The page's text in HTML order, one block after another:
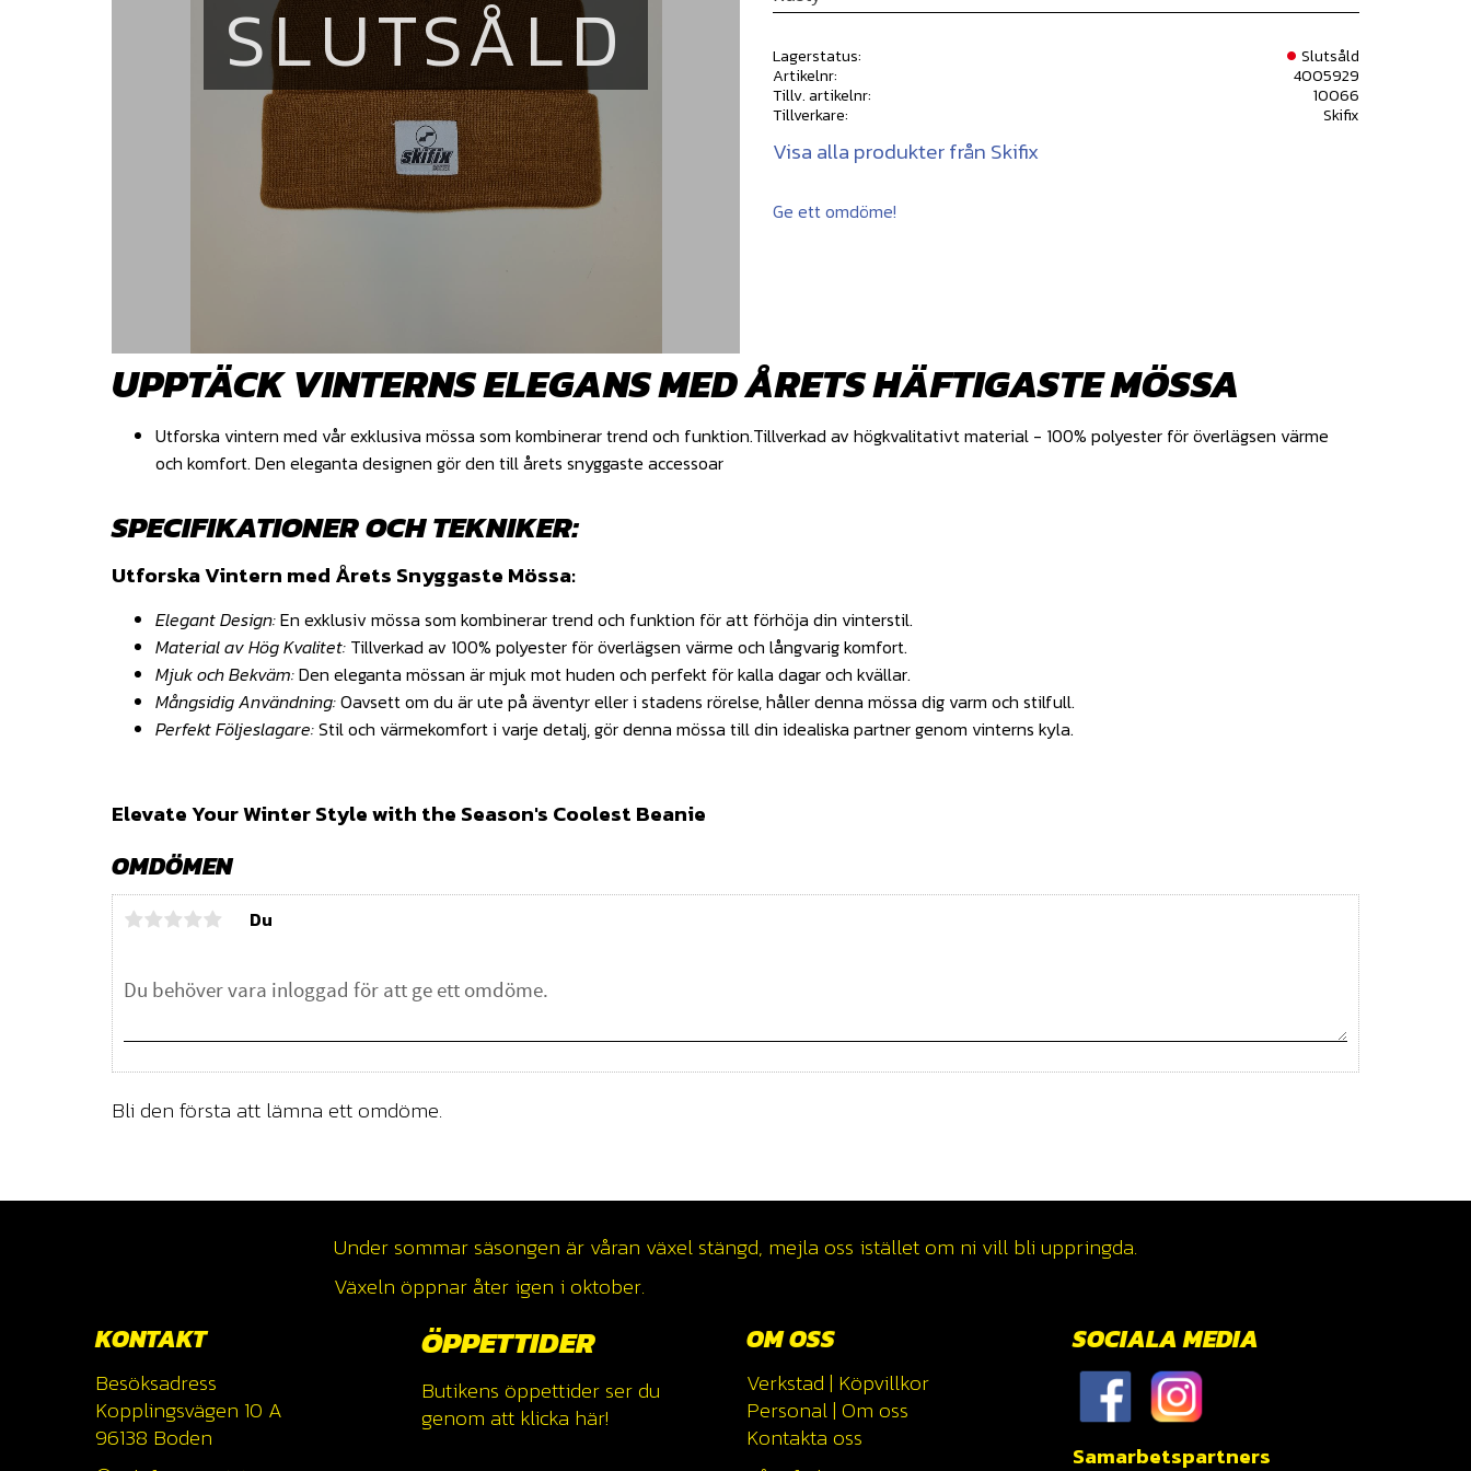
SLUTSÅLD Lagerstatus
Slutsåld
Artikelnr
4005929
Tillv. artikelnr
10066
Tillverkare
Skifix
Visa alla produkter från Skifix
Ge ett omdöme!
UPPTÄCK VINTERNS ELEGANS MED ÅRETS HÄFTIGASTE MÖSSA
Utforska vintern med vår exklusiva mössa som kombinerar trend och funktion.Tillverkad av högkvalitativt material - 100% polyester för överlägsen värme
och komfort. Den eleganta designen gör den till årets snyggaste accessoar
SPECIFIKATIONER OCH TEKNIKER:
Utforska Vintern med Årets Snyggaste Mössa:
Elegant Design:En exklusiv mössa som kombinerar trend och funktion för att förhöja din vinterstil.
Material av Hög Kvalitet: Tillverkad av 100% polyester för överlägsen värme och långvarig komfort.
Mjuk och Bekväm:Den eleganta mössan är mjuk mot huden och perfekt för kalla dagar och kvällar.
Mångsidig Användning:Oavsett om du är ute på äventyr eller i stadens rörelse, håller denna mössa dig varm och stilfull.
Perfekt Följeslagare:Stil och värmekomfort i varje detalj, gör denna mössa till din idealiska partner genom vinterns kyla.
Elevate Your Winter Style with the Season's Coolest Beanie
OMDÖMEN
Du
Bli den första att lämna ett omdöme.
Under sommar säsongen är våran växel stängd, mejla oss istället om ni vill bli uppringda.
Växeln öppnar åter igen i oktober.
KONTAKT
Besöksadress
Kopplingsvägen 10 A
96138 Boden
ÖPPETTIDER
Butikens öppettider ser du
genom att klicka här!
OM OSS
Verkstad | Köpvillkor
Personal| Om oss
Kontakta oss
SOCIALA MEDIA
Samarbetspartners